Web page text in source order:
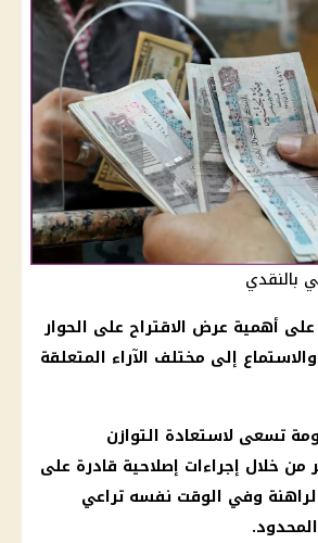
بالنقدي
أهمية عرض الاقتراح على الحوار
إلى مختلف الآراء المتعلقة
تسعى لاستعادة التوازن
خلال إجراءات إصلاحية قادرة على
وفي الوقت نفسه تراعي